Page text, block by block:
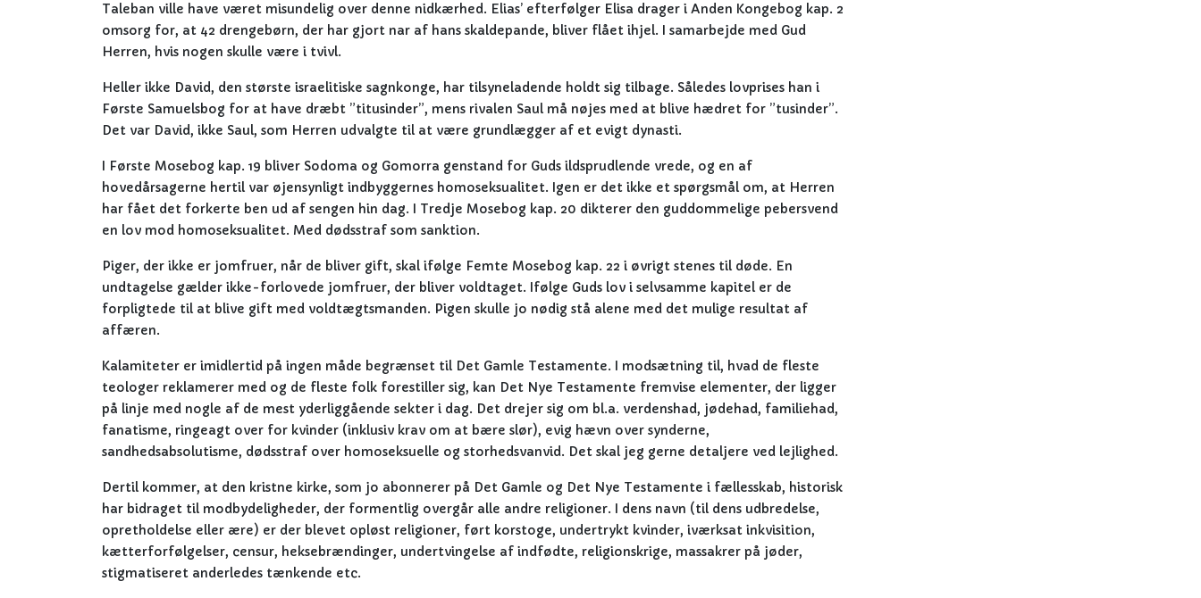
Taleban ville have været misundelig over denne nidkærhed. Elias’ efterfølger Elisa drager i Anden Kongebog kap. 2
omsorg for, at 42 drengebørn, der har gjort nar af hans skaldepande, bliver flået ihjel. I samarbejde med Gud
Herren, hvis nogen skulle være i tvivl.
Heller ikke David, den største israelitiske sagnkonge, har tilsyneladende holdt sig tilbage. Således lovprises han i
Første Samuelsbog for at have dræbt ”titusinder”, mens rivalen Saul må nøjes med at blive hædret for ”tusinder”.
Det var David, ikke Saul, som Herren udvalgte til at være grundlægger af et evigt dynasti.
I Første Mosebog kap. 19 bliver Sodoma og Gomorra genstand for Guds ildsprudlende vrede, og en af
hovedårsagerne hertil var øjensynligt indbyggernes homoseksualitet. Igen er det ikke et spørgsmål om, at Herren
har fået det forkerte ben ud af sengen hin dag. I Tredje Mosebog kap. 20 dikterer den guddommelige pebersvend
en lov mod homoseksualitet. Med dødsstraf som sanktion.
Piger, der ikke er jomfruer, når de bliver gift, skal ifølge Femte Mosebog kap. 22 i øvrigt stenes til døde. En
undtagelse gælder ikke-forlovede jomfruer, der bliver voldtaget. Ifølge Guds lov i selvsamme kapitel er de
forpligtede til at blive gift med voldtægtsmanden. Pigen skulle jo nødig stå alene med det mulige resultat af
affæren.
Kalamiteter er imidlertid på ingen måde begrænset til Det Gamle Testamente. I modsætning til, hvad de fleste
teologer reklamerer med og de fleste folk forestiller sig, kan Det Nye Testamente fremvise elementer, der ligger
på linje med nogle af de mest yderliggående sekter i dag. Det drejer sig om bl.a. verdenshad, jødehad, familiehad,
fanatisme, ringeagt over for kvinder (inklusiv krav om at bære slør), evig hævn over synderne,
sandhedsabsolutisme, dødsstraf over homoseksuelle og storhedsvanvid. Det skal jeg gerne detaljere ved lejlighed.
Dertil kommer, at den kristne kirke, som jo abonnerer på Det Gamle og Det Nye Testamente i fællesskab, historisk
har bidraget til modbydeligheder, der formentlig overgår alle andre religioner. I dens navn (til dens udbredelse,
opretholdelse eller ære) er der blevet opløst religioner, ført korstoge, undertrykt kvinder, iværksat inkvisition,
kætterforfølgelser, censur, heksebrændinger, undertvingelse af indfødte, religionskrige, massakrer på jøder,
stigmatiseret anderledes tænkende etc.